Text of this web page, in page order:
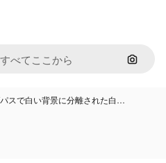
画像で
スで白い背景に分離された白…